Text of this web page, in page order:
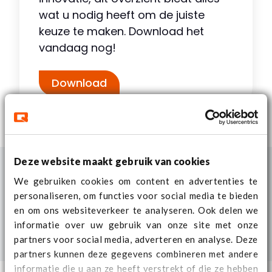
Deze website maakt gebruik van cookies
We gebruiken cookies om content en advertenties te
personaliseren, om functies voor social media te bieden
en om ons websiteverkeer te analyseren. Ook delen we
informatie over uw gebruik van onze site met onze
partners voor social media, adverteren en analyse. Deze
partners kunnen deze gegevens combineren met andere
informatie die u aan ze heeft verstrekt of die ze hebben
wat u nodig heeft om de juiste
keuze te maken. Download het
vandaag nog!
Download